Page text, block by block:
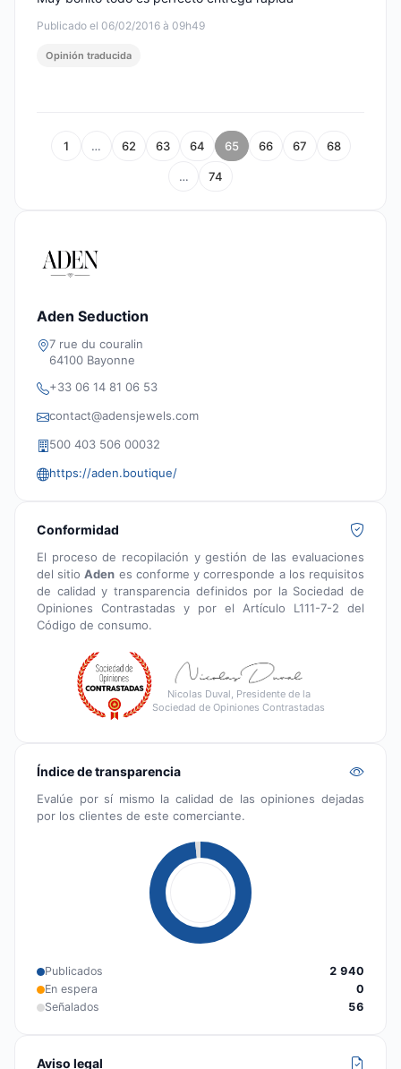
Publicado el 06/02/2016 à 09h49
Opinión traducida
1 … 62 63 64 65 66 67 68
… 74
Aden Seduction
7 rue du couralin
64100 Bayonne
+33 06 14 81 06 53
contact@adensjewels.com
500 403 506 00032
https://aden.boutique/
Conformidad
El proceso de recopilación y gestión de las evaluaciones
del sitioAden es conforme y corresponde a los requisitos
de calidad y transparencia definidos por la Sociedad de
Opiniones Contrastadas y por el Artículo L111-7-2 del
Código de consumo.
Nicolas Duval, Presidente de la
Sociedad de Opiniones Contrastadas
Índice de transparencia
Evalúe por sí mismo la calidad de las opiniones dejadas
por los clientes de este comerciante.
Publicados
2 940
En espera
0
Señalados
56
Aviso legal